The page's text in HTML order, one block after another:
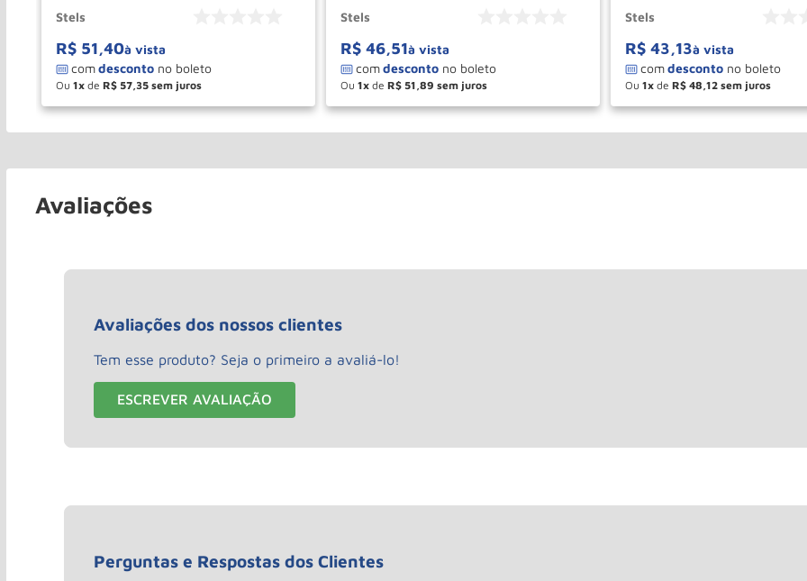
Stels
R$ 51,40à vista
Ou 1 de R$ 57 35
＋
－ COMPRAR
Stels
R$ 46,51à vista
Ou 1 de R$ 51 89
＋
－ COMPRAR
Stels
R$ 43,13à vista
Ou 1 de R$ 48 12
＋
－
Avaliações
Avaliações dos nossos clientes
Tem esse produto? Seja o primeiro a avaliá-lo!
ESCREVER AVALIAÇÃO
Perguntas e Respostas dos Clientes